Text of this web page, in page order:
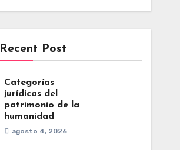
Recent Post
Categorías
jurídicas del
patrimonio de la
humanidad
agosto 4, 2026